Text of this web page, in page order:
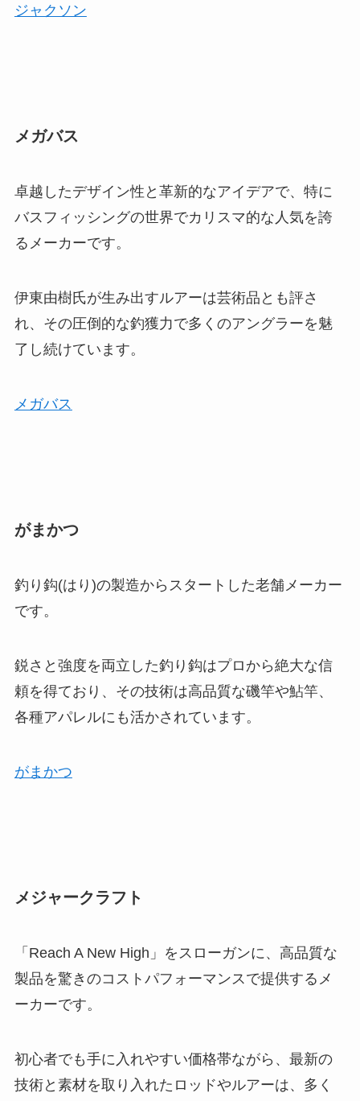
ジャクソン
メガバス
卓越したデザイン性と革新的なアイデアで、特に
バスフィッシングの世界でカリスマ的な人気を誇
るメーカーです。
伊東由樹氏が生み出すルアーは芸術品とも評さ
れ、その圧倒的な釣獲力で多くのアングラーを魅
了し続けています。
メガバス
がまかつ
釣り鈎(はり)の製造からスタートした老舗メーカー
です。
鋭さと強度を両立した釣り鈎はプロから絶大な信
頼を得ており、その技術は高品質な磯竿や鮎竿、
各種アパレルにも活かされています。
がまかつ
メジャークラフト
「Reach A New High」をスローガンに、高品質な
製品を驚きのコストパフォーマンスで提供するメ
ーカーです。
初心者でも手に入れやすい価格帯ながら、最新の
技術と素材を取り入れたロッドやルアーは、多く